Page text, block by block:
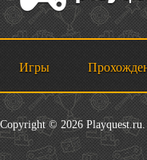
Игры
Copyright © 2026